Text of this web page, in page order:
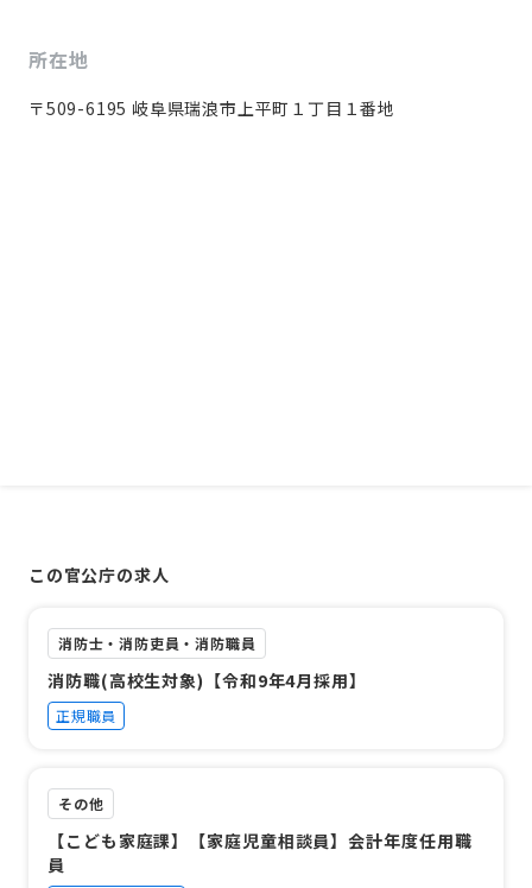
所在地
〒509-6195 岐阜県瑞浪市上平町１丁目１番地
この官公庁の求人
消防士・消防吏員・消防職員
消防職(高校生対象)【令和9年4月採用】
正規職員
その他
【こども家庭課】【家庭児童相談員】会計年度任用職
員